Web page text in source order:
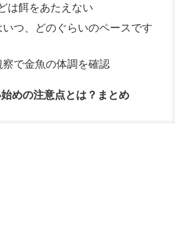
は餌をあたえない
いつ、どのぐらいのペースです
察で金魚の体調を確認
めの注意点とは？まとめ